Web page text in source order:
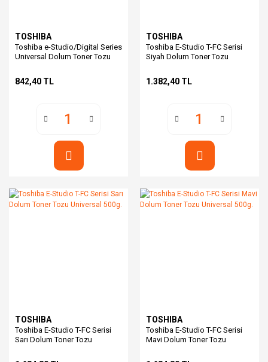
TOSHIBA
Toshiba e-Studio/Digital Series
Universal Dolum Toner Tozu
842,40 TL
TOSHIBA
Toshiba E-Studio T-FC Serisi
Siyah Dolum Toner Tozu
1.382,40 TL
TOSHIBA
Toshiba E-Studio T-FC Serisi
Sarı Dolum Toner Tozu
TOSHIBA
Toshiba E-Studio T-FC Serisi
Mavi Dolum Toner Tozu